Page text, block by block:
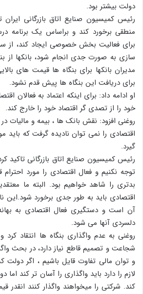
دولت بیشتر بود.
رئیس کمیسیون صنایع اتاق بازرگانی
منطقی برخورد کند و براساس یک برنامه
برای فعالیت بخش خصوصی ایجاد کند، از
سازی به صورت جدی انجام شود، بانکها از
مدیران بانکها برای بنگاه ها قیمت های
برای دریافت این بنگاه ها پیش قدم نشود.
او ادامه داد: برای اینکه اعتماد به فعالان
خود را از تصدی گر اقتصاد خود را خارج کند.
روغنی افزود: نقش بانک ها ، بیمه و مالیات
اقتصادی را نمی توان نادیده گرفت که باید
گیرد.
رئیس کمیسیون صنایع اتاق بازرگانی تاکید
توجه نکنیم و فعال اقتصادی را مورد احترام
بدتری را شاهد خواهیم بود. البته ما
اقتصادی باید به طور جدی برخورد
آن است و دستگیری فعال اقتصادی به
دلسردی آنها می شود.
روغنی به عدم واگذاری بنگاه ها انتقاد
شجاعت و تصمیم قاطع نیاز دارد، در بحث
و توان مالی تفاوت قایل باشیم ، اگر
لازم را دارد باید واگذاری را آسان تر کند اما
کند. شرکتی را میخواهند واگذار کنند انقدر